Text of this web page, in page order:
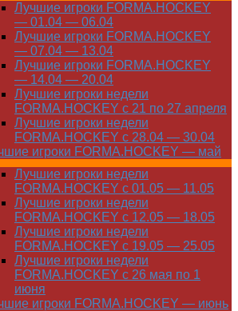
Лучшие игроки FORMA.HOCKEY
— 01.04 — 06.04
Лучшие игроки FORMA.HOCKEY
— 07.04 — 13.04
Лучшие игроки FORMA.HOCKEY
— 14.04 — 20.04
Лучшие игроки недели
FORMA.HOCKEY с 21 по 27 апреля
Лучшие игроки недели
FORMA.HOCKEY с 28.04 — 30.04
игроки FORMA.HOCKEY — май
Лучшие игроки недели
FORMA.HOCKEY с 01.05 — 11.05
Лучшие игроки недели
FORMA.HOCKEY с 12.05 — 18.05
Лучшие игроки недели
FORMA.HOCKEY с 19.05 — 25.05
Лучшие игроки недели
FORMA.HOCKEY с 26 мая по 1
июня
игроки FORMA.HOCKEY — июнь